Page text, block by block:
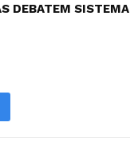
DEBATEM SISTEMA